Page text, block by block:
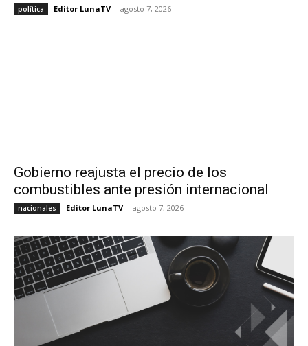
política Editor LunaTV - agosto 7, 2026
Gobierno reajusta el precio de los
combustibles ante presión internacional
nacionales Editor LunaTV - agosto 7, 2026